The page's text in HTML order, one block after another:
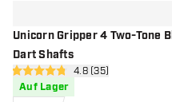
Unicorn Gripper 4 Two-Tone
Dart Shafts
Bewertungsbereich
4.8 Bewertungssterne
4.8 (35)
Auf Lager